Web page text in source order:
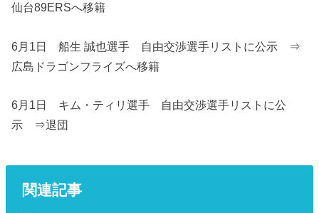
仙台89ERSへ移籍
6月1日 船生 誠也選手 自由交渉選手リストに公示 ⇒
広島ドラゴンフライズへ移籍
6月1日 キム・ティリ選手 自由交渉選手リストに公
示 ⇒退団
関連記事